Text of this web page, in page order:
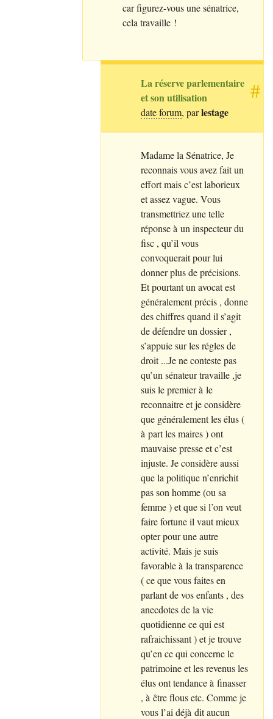
car figurez-vous une sénatrice,
cela travaille !
#
La réserve parlementaire
et son utilisation
date forum, parlestage
Madame la Sénatrice, Je
reconnais vous avez fait un
effort mais c’est laborieux
et assez vague. Vous
transmettriez une telle
réponse à un inspecteur du
fisc , qu’il vous
convoquerait pour lui
donner plus de précisions.
Et pourtant un avocat est
généralement précis , donne
des chiffres quand il s’agit
de défendre un dossier ,
s’appuie sur les régles de
droit ...Je ne conteste pas
qu’un sénateur travaille ,je
suis le premier à le
reconnaitre et je considère
que généralement les élus (
à part les maires ) ont
mauvaise presse et c’est
injuste. Je considère aussi
que la politique n’enrichit
pas son homme (ou sa
femme ) et que si l’on veut
faire fortune il vaut mieux
opter pour une autre
activité. Mais je suis
favorable à la transparence
( ce que vous faites en
parlant de vos enfants , des
anecdotes de la vie
quotidienne ce qui est
rafraichissant ) et je trouve
qu’en ce qui concerne le
patrimoine et les revenus les
élus ont tendance à finasser
, à être flous etc. Comme je
vous l’ai déjà dit aucun